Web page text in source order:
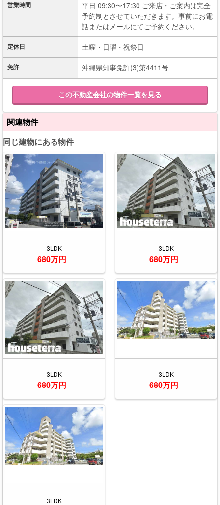
営業時間
平日 09:30〜17:30 ご来店・ご案内は完全
予約制とさせていただきます。事前にお電
話またはメールにてご予約ください。
定休日 土曜・日曜・祝祭日
免許 沖縄県知事免許(3)第4411号
この不動産会社の物件一覧を見る
関連物件
同じ建物にある物件
3LDK
680万円
3LDK
680万円
3LDK
680万円
3LDK
680万円
3LDK